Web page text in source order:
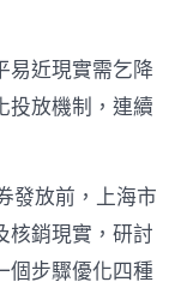
易近現實需乞降
投放機制，連續
發放前，上海市
核銷現實，研討
個步驟優化四種